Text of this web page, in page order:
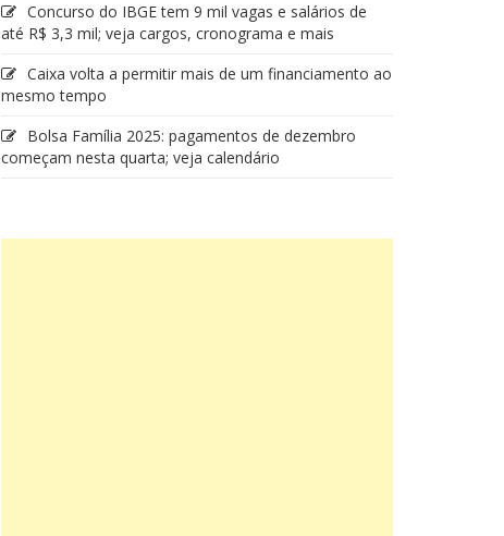
Concurso do IBGE tem 9 mil vagas e salários de
até R$ 3,3 mil; veja cargos, cronograma e mais
Caixa volta a permitir mais de um financiamento ao
mesmo tempo
Bolsa Família 2025: pagamentos de dezembro
começam nesta quarta; veja calendário